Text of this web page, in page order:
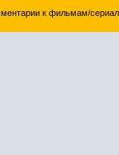
к фильмам/